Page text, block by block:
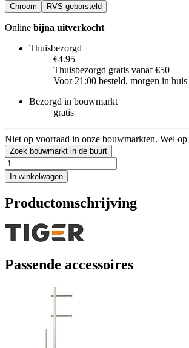
Chroom RVS geborsteld
Online bijna uitverkocht
Thuisbezorgd
€4.95
Thuisbezorgd gratis vanaf €50
Voor 21:00 besteld, morgen in huis
Bezorgd in bouwmarkt
gratis
Niet op voorraad in onze bouwmarkten. Wel
Zoek bouwmarkt in de buurt
In winkelwagen
Productomschrijving
Passende accessoires